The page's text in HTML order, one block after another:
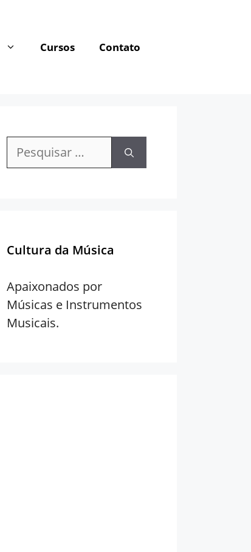
Cursos Contato
Pesquisar
Cultura da Música
Apaixonados por
Músicas e Instrumentos
Musicais.